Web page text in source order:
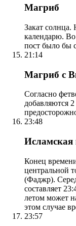
Магриб
Закат солнца.
календарю. Во
пост было бы
21:14
Магриб с
Согласно
добавляются
23:48
Исламская
Конец
центральной
(Фаджр).
составляет
летом может
этом случае
23:57